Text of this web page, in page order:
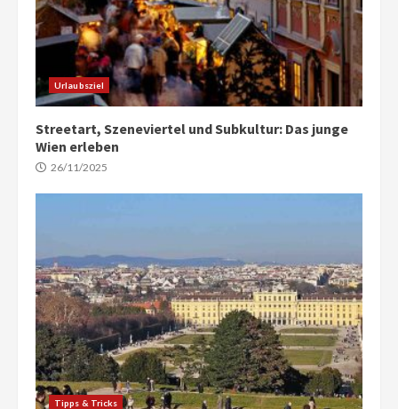
Urlaubsziel
Streetart, Szeneviertel und Subkultur: Das junge
Wien erleben
26/11/2025
Tipps & Tricks